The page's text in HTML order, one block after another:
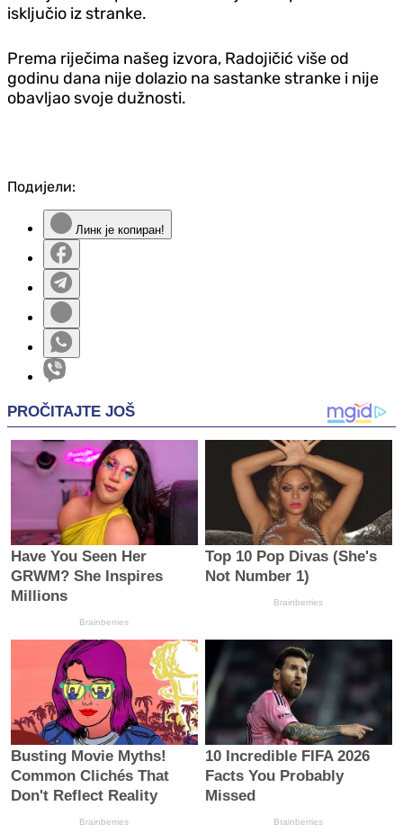
isključio iz stranke.
Prema riječima našeg izvora, Radojičić više od
godinu dana nije dolazio na sastanke stranke i nije
obavljao svoje dužnosti.
Подијели:
Линк је копиран!